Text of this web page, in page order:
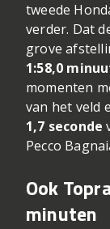
tweede
verder. Dat
grove
1:58,0
momenten
van het veld
1,7 seconde
Pecco
Ook
minuten